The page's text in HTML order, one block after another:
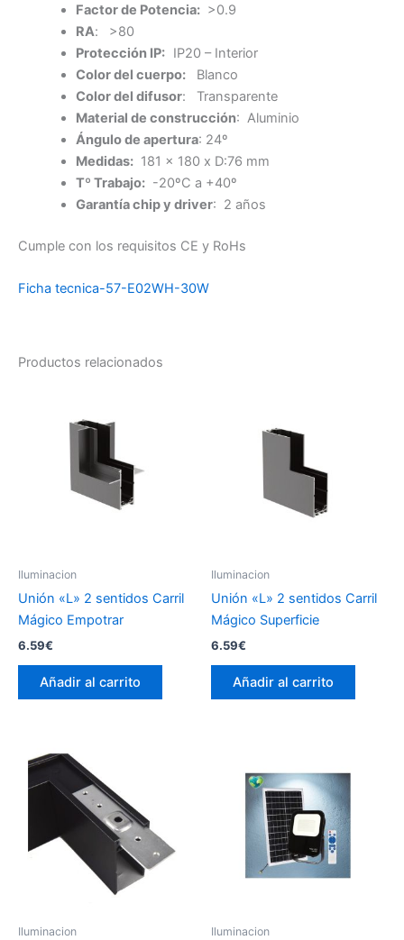
Factor de Potencia:>0.9
RA: >80
Protección IP: IP20 – Interior
Color del cuerpo:Blanco
Color del difusor: Transparente
Material de construcción: Aluminio
Ángulo de apertura: 24º
Medidas:181 x 180 x D:76 mm
Tº Trabajo:-20ºC a +40º
Garantía chip y driver: 2 años
Cumple con los requisitos CE y RoHs
Ficha tecnica-57-E02WH-30W
Productos relacionados
Iluminacion
Unión «L» 2 sentidos Carril
Mágico Empotrar
6.59€
Añadir al carrito
Iluminacion
Unión «L» 2 sentidos Carril
Mágico Superficie
6.59€
Añadir al carrito
Iluminacion Iluminacion